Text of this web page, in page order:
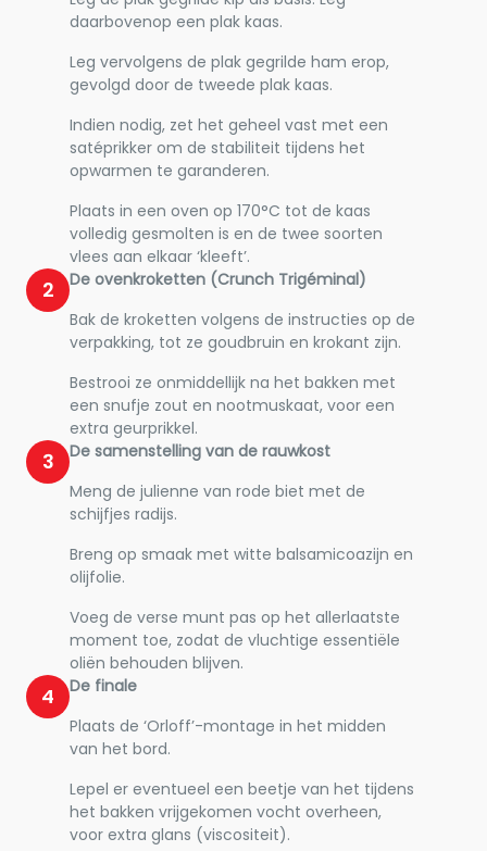
daarbovenop een plak kaas.
Leg vervolgens de plak gegrilde ham erop,
gevolgd door de tweede plak kaas.
Indien nodig, zet het geheel vast met een
satéprikker om de stabiliteit tijdens het
opwarmen te garanderen.
Plaats in een oven op 170°C tot de kaas
volledig gesmolten is en de twee soorten
vlees aan elkaar ‘kleeft’.
2
De ovenkroketten (Crunch Trigéminal)
Bak de kroketten volgens de instructies op de
verpakking, tot ze goudbruin en krokant zijn.
Bestrooi ze onmiddellijk na het bakken met
een snufje zout en nootmuskaat, voor een
extra geurprikkel.
3
De samenstelling van de rauwkost
Meng de julienne van rode biet met de
schijfjes radijs.
Breng op smaak met witte balsamicoazijn en
olijfolie.
Voeg de verse munt pas op het allerlaatste
moment toe, zodat de vluchtige essentiële
oliën behouden blijven.
4
De finale
Plaats de ‘Orloff’-montage in het midden
van het bord.
Lepel er eventueel een beetje van het tijdens
het bakken vrijgekomen vocht overheen,
voor extra glans (viscositeit).